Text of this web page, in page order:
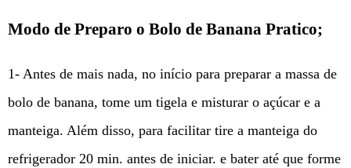
Modo de Preparo o Bolo de Banana Pratico;
1- Antes de mais nada, no início para preparar a massa de
bolo de banana, tome um tigela e misturar o açúcar e a
manteiga. Além disso, para facilitar tire a manteiga do
refrigerador 20 min. antes de iniciar. e bater até que forme